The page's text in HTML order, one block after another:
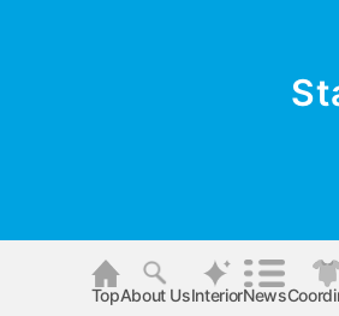
TopAbout UsInteriorNews